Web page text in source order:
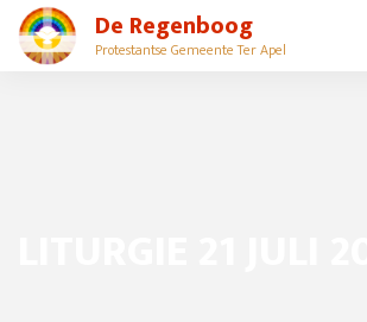
De Regenboog
Protestantse Gemeente Ter Apel